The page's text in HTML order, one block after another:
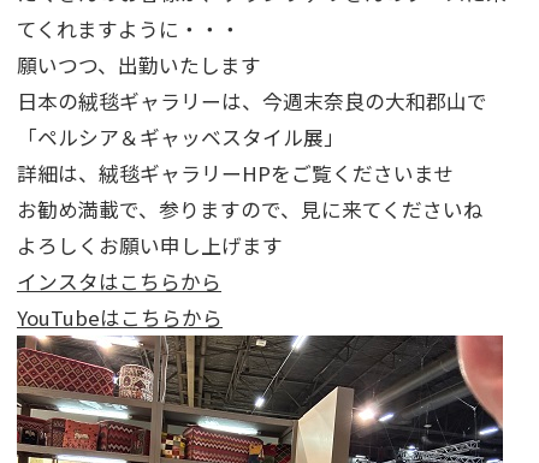
てくれますように・・・
願いつつ、出勤いたします
日本の絨毯ギャラリーは、今週末奈良の大和郡山で
「ペルシア＆ギャッベスタイル展」
詳細は、絨毯ギャラリーHPをご覧くださいませ
お勧め満載で、参りますので、見に来てくださいね
よろしくお願い申し上げます
インスタはこちらから
YouTubeはこちらから